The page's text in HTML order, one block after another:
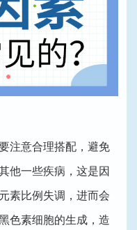
意合理搭配，避免
他一些疾病，这是因
素比例失调，进而会
色素细胞的生成，造